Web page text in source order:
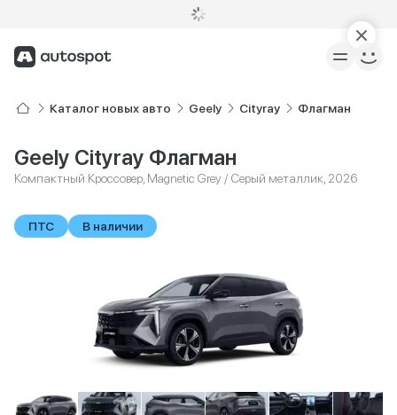
Каталог новых авто Geely Cityray Флагман
Geely Cityray Флагман
Компактный Кроссовер, Magnetic Grey / Серый металлик, 2026
ПТС В наличии